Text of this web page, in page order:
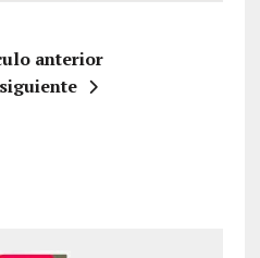
anterior